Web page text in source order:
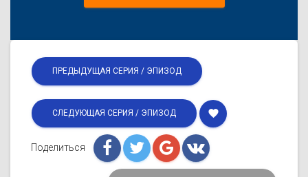
ПРЕДЫДУЩАЯ СЕРИЯ / ЭПИЗОД
СЛЕДУЮЩАЯ СЕРИЯ / ЭПИЗОД favorite
Поделиться